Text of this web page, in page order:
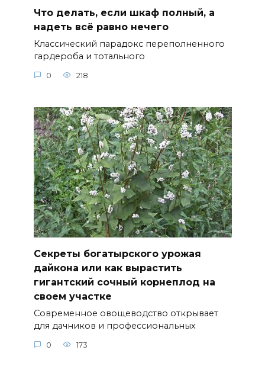
Что делать, если шкаф полный, а
надеть всё равно нечего
Классический парадокс переполненного
гардероба и тотального
0 218
Секреты богатырского урожая
дайкона или как вырастить
гигантский сочный корнеплод на
своем участке
Современное овощеводство открывает
для дачников и профессиональных
0 173